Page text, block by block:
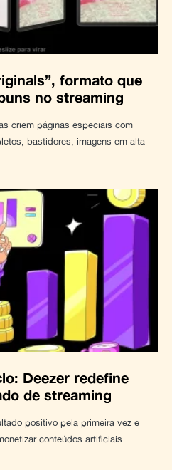
formato que
no streaming
criem páginas especiais com
bastidores, imagens em alta
Deezer redefine
de streaming
positivo pela primeira vez e
conteúdos artificiais